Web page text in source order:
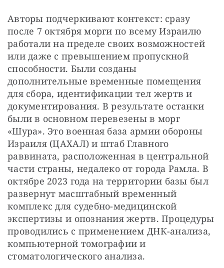
Авторы подчеркивают контекст: сразу
после 7 октября морги по всему Израилю
работали на пределе своих возможностей
или даже с превышением пропускной
способности. Были созданы
дополнительные временные помещения
для сбора, идентификации тел жертв и
документирования. В результате останки
были в основном перевезены в морг
«Шура». Это военная база армии обороны
Израиля (ЦАХАЛ) и штаб Главного
раввината, расположенная в центральной
части страны, недалеко от города Рамла. В
октябре 2023 года на территории базы был
развернут масштабный временный
комплекс для судебно-медицинской
экспертизы и опознания жертв. Процедуры
проводились с применением ДНК-анализа,
компьютерной томографии и
стоматологического анализа.